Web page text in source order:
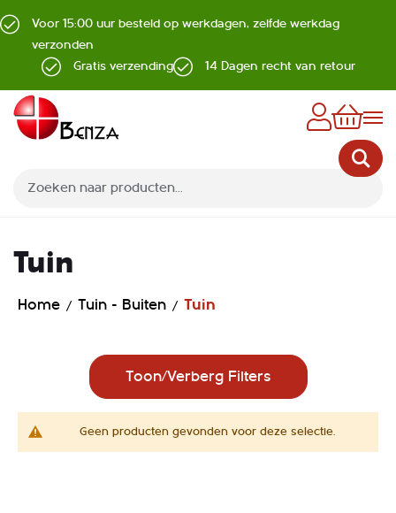
Voor 15:00 uur besteld op werkdagen, zelfde werkdag
verzonden
Gratis verzending
14 Dagen recht van retour
Tuin
Home Tuin - Buiten Tuin
Toon/Verberg Filters
Geen producten gevonden voor deze selectie.